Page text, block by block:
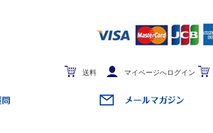
送料 マイページへログイン